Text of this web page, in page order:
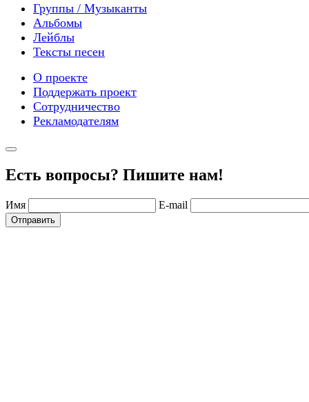
Группы / Музыканты
Альбомы
Лейблы
Тексты песен
О проекте
Поддержать проект
Сотрудничество
Рекламодателям
Есть вопросы? Пишите нам!
Имя E-mail